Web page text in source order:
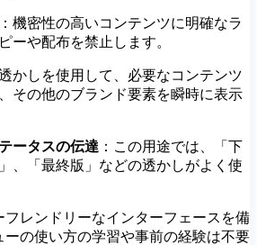
：機密性の高いコンテンツに明確なラ
ーや配布を禁止します。
透かしを使用して、必要なコンテンツ
その他のブランド要素を瞬時に表示
ータスの伝達 ：この用途では、「下
、「最終版」などの透かしがよく使
フレンドリーなインターフェースを備
ーの使い方の学習や事前の経験は不要